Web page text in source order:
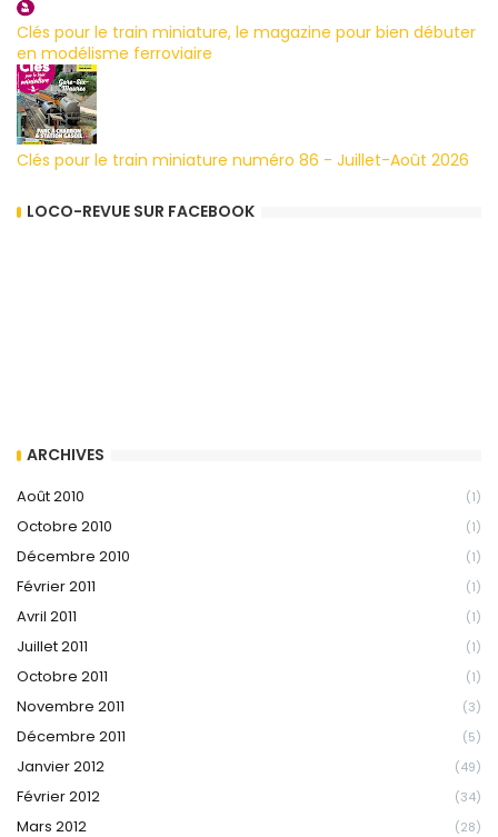
Clés pour le train miniature, le magazine pour bien débuter
en modélisme ferroviaire
Clés pour le train miniature numéro 86 - Juillet-Août 2026
LOCO-REVUE SUR FACEBOOK
ARCHIVES
Août 2010 (1)
Octobre 2010 (1)
Décembre 2010 (1)
Février 2011 (1)
Avril 2011 (1)
Juillet 2011 (1)
Octobre 2011 (1)
Novembre 2011 (3)
Décembre 2011 (5)
Janvier 2012 (49)
Février 2012 (34)
Mars 2012 (28)